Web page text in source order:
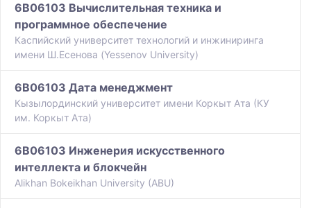
6B06103 Вычислительная техника и
программное обеспечение
Каспийский университет технологий и инжиниринга
имени Ш.Есенова (Yessenov University)
6B06103 Дата менеджмент
Кызылординский университет имени Коркыт Ата (КУ
им. Коркыт Ата)
6B06103 Инженерия искусственного
интеллекта и блокчейн
Alikhan Bokeikhan University (ABU)